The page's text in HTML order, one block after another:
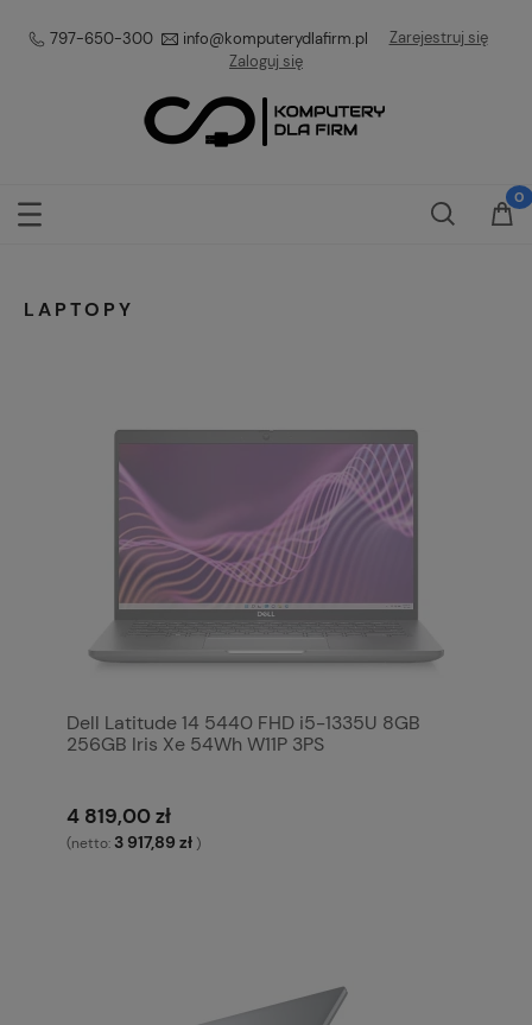
797-650-300 info@komputerydlafirm.pl
Zarejestruj się
Zaloguj się
LAPTOPY
Dell Latitude 14 5440 FHD i5-1335U 8GB
256GB Iris Xe 54Wh W11P 3PS
4 819,00 zł
(netto:3 917,89 zł )